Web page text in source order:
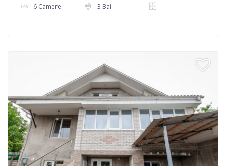
6 Camere 3 Bai